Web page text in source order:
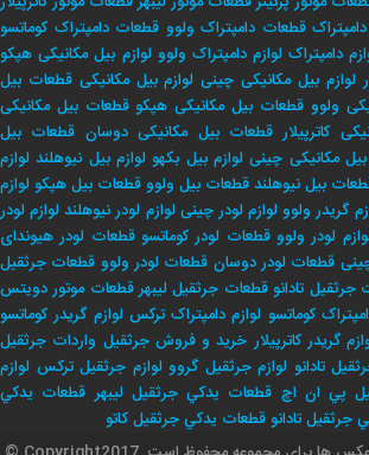
قطعات دامپتراک ولوو قطعات دامپتراک کوماتسو
دامپتراک لوازم دامپتراک ولوو لوازم بیل مکانیکی هپکو
لوازم بیل مکانیکی چینی لوازم بیل مکانیکی قطعات بیل
ولوو قطعات بیل مکانیکی هپکو قطعات بیل مکانیکی
کاترپیلار قطعات بیل مکانیکی دوسان قطعات بیل
مکانیکی چینی لوازم بیل بکهو لوازم بیل نیوهلند لوازم
بیل نیوهلندقطعات بیل ولووقطعات بیل هپکو لوازم
گریدر ولوو لوازم لودر چینی لوازم لودر نیوهلند لوازم لودر
لودر ولوو قطعات لودر کوماتسو قطعات لودر هیوندای
قطعات لودر دوسان قطعات لودر ولوو قطعات جرثقیل
تادانوقطعات جرثقیل لیبهرقطعات موتور دویتس
کوماتسو لوازم دامپتراک ترکس لوازم گریدر کوماتسو
گریدر کاترپیلار خريد و فروش جرثقيل واردات جرثقيل
تادانو لوازم جرثقيل گروو لوازم جرثقيل تركس لوازم
پي ان اچ قطعات يدكي جرثقيل ليبهر قطعات يدكي
تادانوقطعات يدكي جرثقيل كاتو